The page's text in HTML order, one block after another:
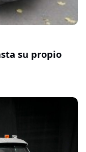
su propio